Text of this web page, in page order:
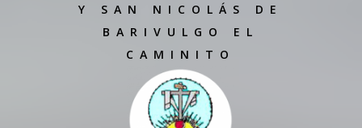
Y SAN NICOLÁS DE
BARIVULGO EL
CAMINITO